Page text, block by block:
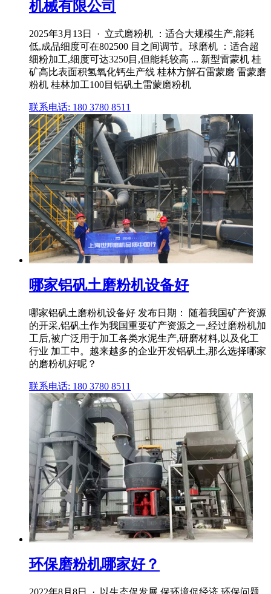
机械有限公司
2025年3月13日 · 立式磨粉机 ：适合大规模生产,能耗
低,成品细度可在802500 目之间调节。球磨机 ：适合超
细粉加工,细度可达3250目,但能耗较高 ... 新型雷蒙机 桂
矿高比表面积氢氧化钙生产线 桂林方解石雷蒙磨 雷蒙磨
粉机 桂林加工100目铝矾土雷蒙磨粉机
联系电话: 180 3780 8511
哪家铝矾土磨粉机设备好
哪家铝矾土磨粉机设备好 发布日期： 随着我国矿产资源
的开采,铝矾土作为我国重要矿产资源之一,经过磨粉机加
工后,被广泛用于加工各类水泥生产,研磨材料,以及化工
行业 加工中。越来越多的企业开发铝矾土,那么选择哪家
的磨粉机好呢？
联系电话: 180 3780 8511
环保磨粉机哪家好？
2022年8月8日 · 以生态促发展,保环境促经济,环保问题